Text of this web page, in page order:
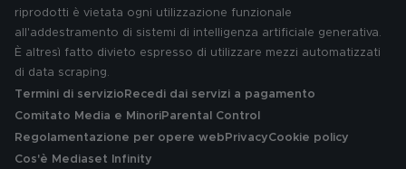
riprodotti è vietata ogni utilizzazione funzionale
all'addestramento di sistemi di intelligenza artificiale generativa.
È altresì fatto divieto espresso di utilizzare mezzi automatizzati
di data scraping.
Termini di servizio Recedi dai servizi a pagamento
Comitato Media e MinoriParental Control
Regolamentazione per opere web PrivacyCookie policy
Cos'è Mediaset Infinity